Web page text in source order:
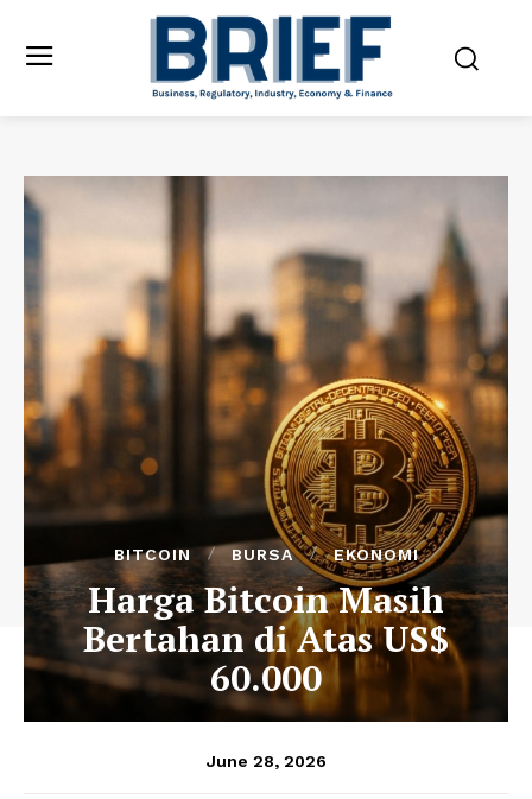
BITCOIN BURSA EKONOMI
Harga Bitcoin Masih
Bertahan di Atas US$
60.000
June 28, 2026